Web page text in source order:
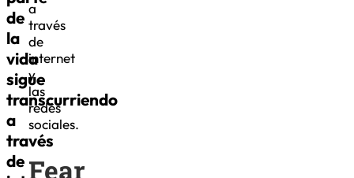
de
la
vida
sigue
transcurriendo
a
través
de
a
través
de
internet
y
las
redes
sociales.
Fear